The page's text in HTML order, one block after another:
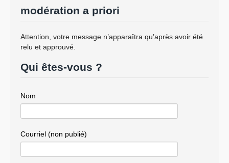
modération a priori
Attention, votre message n’apparaîtra qu’après avoir été
relu et approuvé.
Qui êtes-vous ?
Nom
Courriel (non publié)